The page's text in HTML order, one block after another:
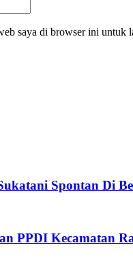
saya di browser ini untuk
Spontan Di
PPDI Kecamatan